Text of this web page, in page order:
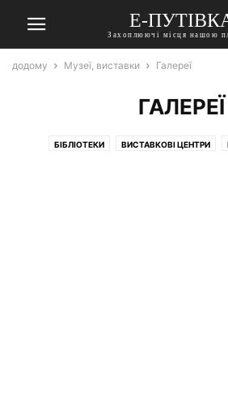
Е-
Захоплюючі місця нашою
додому Музеї, виставки Галереї
ГАЛЕРЕЇ
БІБЛІОТЕКИ ВИСТАВКОВІ ЦЕНТРИ